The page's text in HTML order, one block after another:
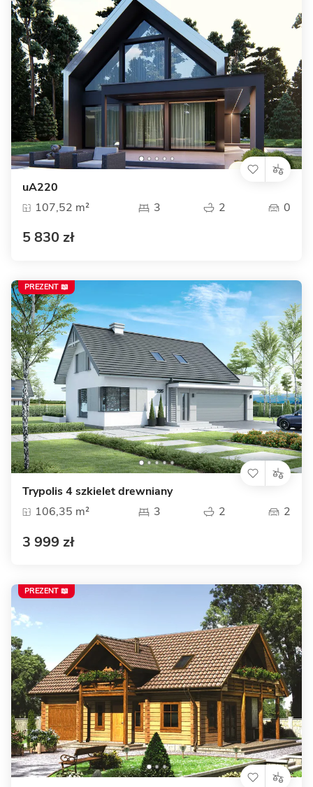
uA220
107,52 m²
3 2 0
5 830 zł
Trypolis 4 szkielet drewniany
106,35 m²
3 2 2
3 999 zł
PREZENT 📖
PREZENT 📖